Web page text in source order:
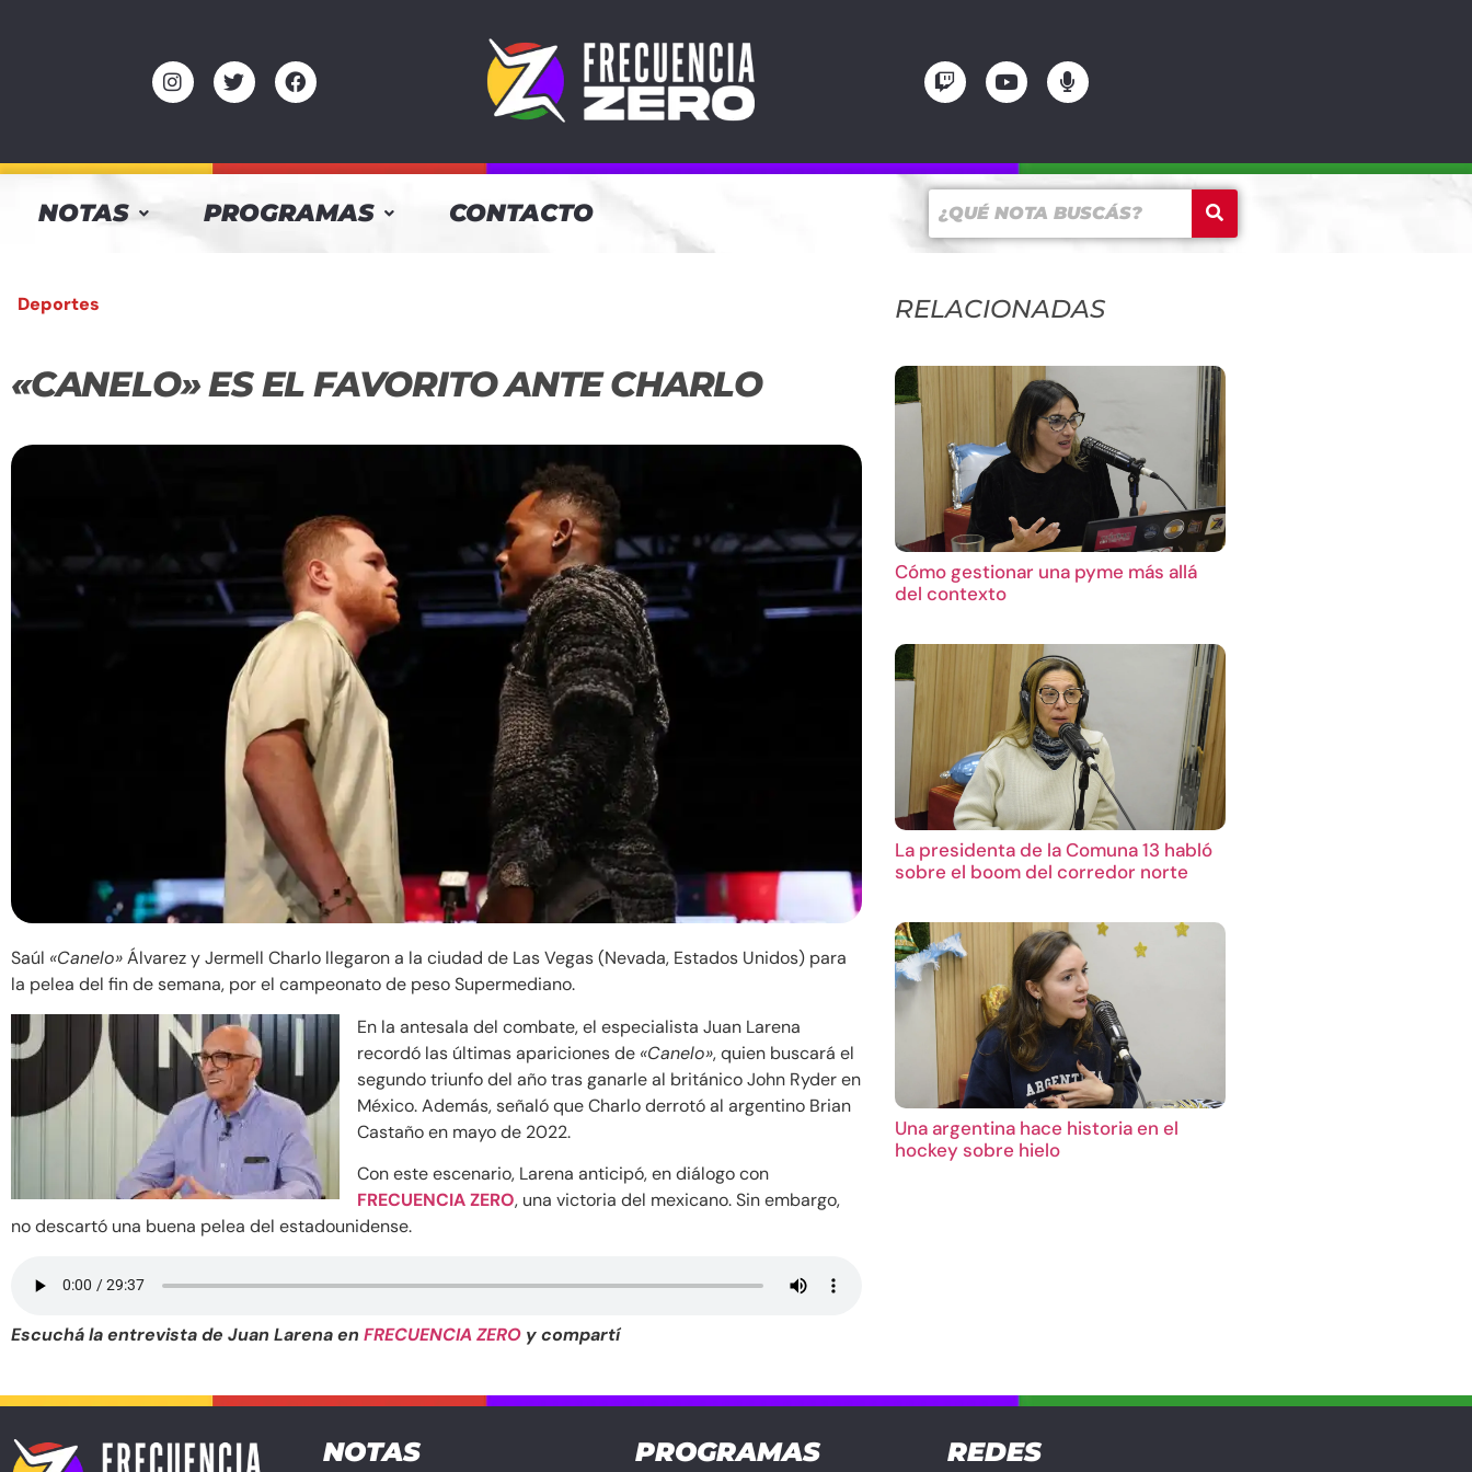
NOTAS PROGRAMAS CONTACTO
Deportes
«CANELO» ES EL FAVORITO ANTE CHARLO
Saúl «Canelo»Álvarez y Jermell Charlo llegaron a la ciudad de Las Vegas (Nevada, Estados Unidos) para
la pelea del fin de semana, por el campeonato de peso Supermediano.
En la antesala del combate, el especialista Juan Larena
recordó las últimas apariciones de «Canelo», quien buscará el
segundo triunfo del año tras ganarle al británico John Ryder en
México. Además, señaló que Charlo derrotó al argentino Brian
Castaño en mayo de 2022.
Con este escenario, Larena anticipó, en diálogo con
FRECUENCIA ZERO, una victoria del mexicano. Sin embargo,
no descartó una buena pelea del estadounidense.
Escuchá la entrevista de Juan Larena en FRECUENCIA ZERO y compartí
RELACIONADAS
Cómo gestionar una pyme más allá
del contexto
La presidenta de la Comuna 13 habló
sobre el boom del corredor norte
Una argentina hace historia en el
hockey sobre hielo
NOTAS PROGRAMAS REDES